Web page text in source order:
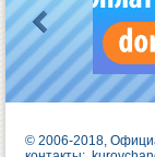
© 2006-2018,